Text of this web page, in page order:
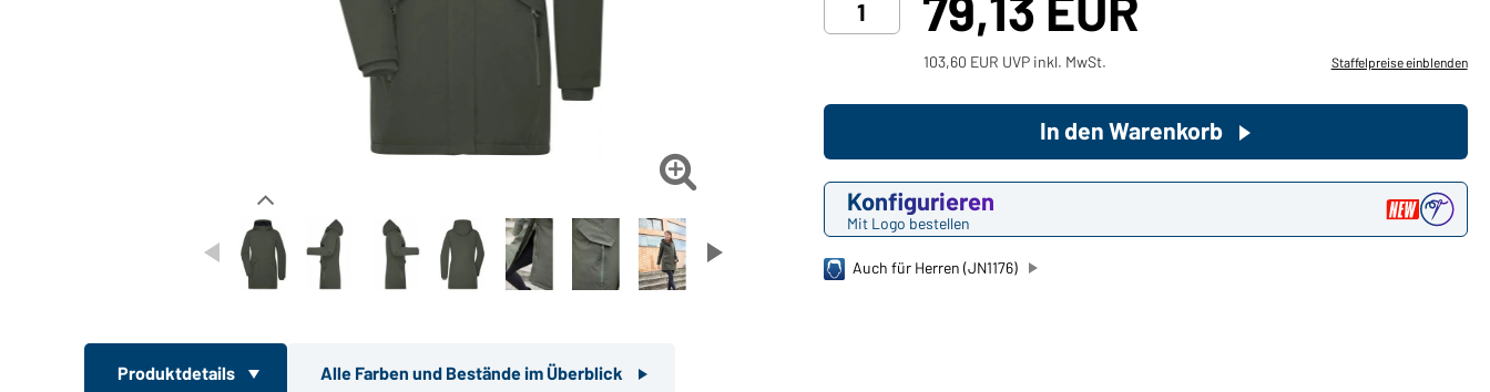
Sie möchten Händler werden?
Sie möchten gerne für Ihren
Hier geht's zu unserem

103,60 EUR UVP inkl. MwSt. Staffelpreise einblenden
Konfigurieren
Mit Logo bestellen
In den Warenkorb
Auch für Herren (JN1176)
Produktdetails Alle Farben und Bestände im Überblick